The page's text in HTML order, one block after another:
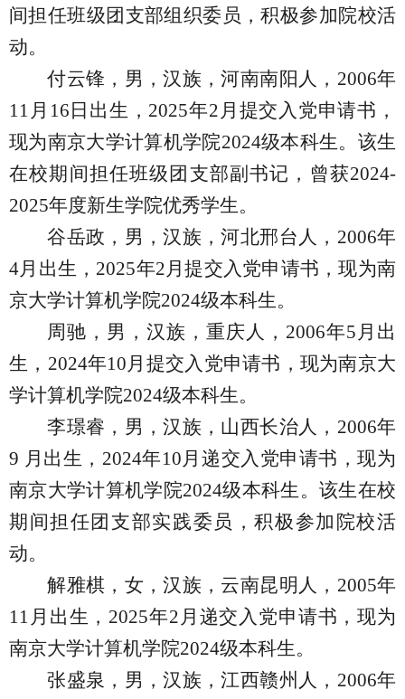
间担任班级团支部组织委员，积极参加院校活
动。
付云锋，男，汉族，河南南阳人， 2006年
11 月 16 日出生， 2025年2 月提交入党申请书，
现为南京大学计算机学院2024级本科生。该生
在校期间担任班级团支部副书记，曾获2024-
2025年度新生学院优秀学生。
谷岳政，男，汉族，河北邢台人， 2006年
4月出生， 2025年2 月提交入党申请书，现为南
京大学计算机学院2024级本科生。
周驰，男，汉族，重庆人， 2006年5 月出
生， 2024年10 月提交入党申请书，现为南京大
学计算机学院2024级本科生。
李璟睿，男，汉族，山西长治人， 2006年
9 月出生， 2024年10 月递交入党申请书，现为
南京大学计算机学院2024级本科生。该生在校
期间担任团支部实践委员，积极参加院校活
动。
解雅棋，女，汉族，云南昆明人， 2005年
11 月出生， 2025年2 月递交入党申请书，现为
南京大学计算机学院2024级本科生。
张盛泉，男，汉族，江西赣州人， 2006年